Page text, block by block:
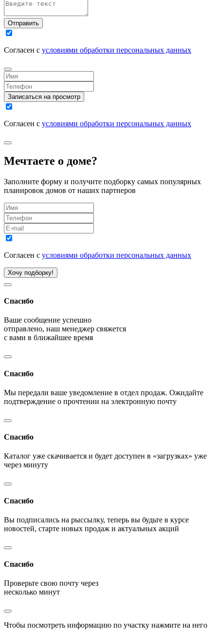
Отправить
Согласен с условиями обработки персональных данных
Записаться на просмотр
Согласен с условиями обработки персональных данных
Мечтаете о доме?
Заполните форму и получите подборку самых популярных
планировок домов от наших партнеров
Согласен с условиями обработки персональных данных
Хочу подборку!
Спасибо
Ваше сообщение успешно
отправлено, наш менеджер свяжется
с вами в ближайшее время
Спасибо
Мы передали ваше уведомление в отдел продаж. Ожидайте
подтверждение о прочтении на электронную почту
Спасибо
Каталог уже скачивается и будет доступен в «загрузках» уже
через минуту
Спасибо
Вы подписались на рыссылку, теперь вы будьте в курсе
новостей, старте новых продаж и актуальных акций
Спасибо
Проверьте свою почту через
несколько минут
Чтобы посмотреть информацию по участку нажмите на него